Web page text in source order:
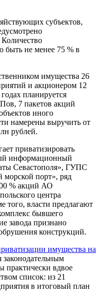
субъектов,
не менее 75 % в
имущества 26
и акционером 12
планируется
7 пакетов акций
иного
намерены выручить от
рублей.
приватизировать
информационный
Севастополя», ГУПС
морской порт», ряд
% акций АО
центра
того, власти предлагают
бывшего
завода признано
конструкций.
имущества на
законодательным
практически вдвое
список: из 21
в итоговый план